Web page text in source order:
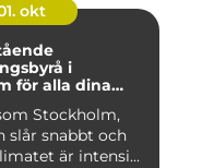
okt
i
för alla dina
Stockholm,
slår snabbt och
är intensi...